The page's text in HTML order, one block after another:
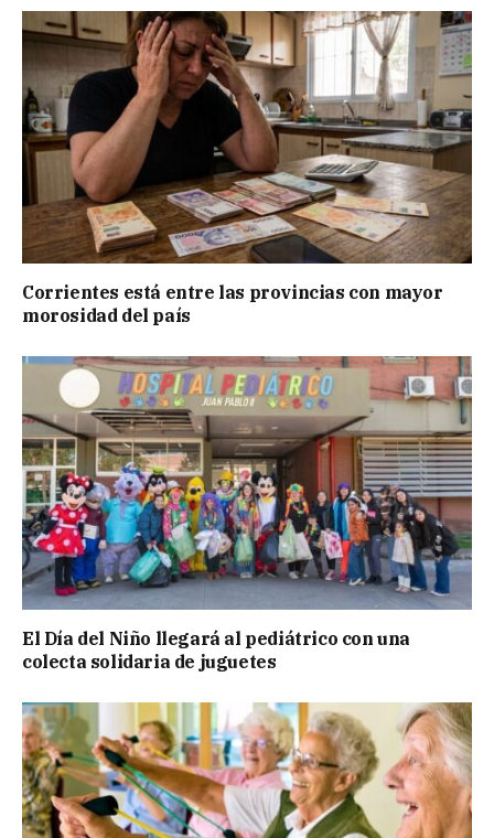
Corrientes está entre las provincias con mayor
morosidad del país
El Día del Niño llegará al pediátrico con una
colecta solidaria de juguetes